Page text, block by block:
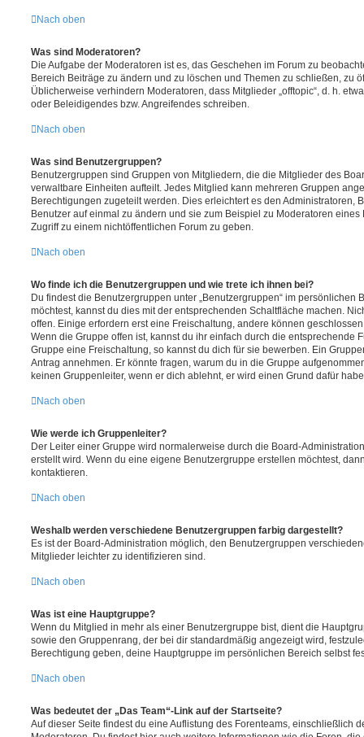
Nach oben
Was sind Moderatoren?
Die Aufgabe der Moderatoren ist es, das Geschehen im Forum zu
Bereich Beiträge zu ändern und zu löschen und Themen zu schließen, zu
Üblicherweise verhindern Moderatoren, dass Mitglieder „offtopic“, d. h.
oder Beleidigendes bzw. Angreifendes schreiben.
Nach oben
Was sind Benutzergruppen?
Benutzergruppen sind Gruppen von Mitgliedern, die die Mitglieder des
verwaltbare Einheiten aufteilt. Jedes Mitglied kann mehreren Gruppen
Berechtigungen zugeteilt werden. Dies erleichtert es den Administratoren,
Benutzer auf einmal zu ändern und sie zum Beispiel zu Moderatoren
Zugriff zu einem nichtöffentlichen Forum zu geben.
Nach oben
Wo finde ich die Benutzergruppen und wie trete ich ihnen bei?
Du findest die Benutzergruppen unter „Benutzergruppen“ im persönlichen
möchtest, kannst du dies mit der entsprechenden Schaltfläche machen.
offen. Einige erfordern erst eine Freischaltung, andere können
Wenn die Gruppe offen ist, kannst du ihr einfach durch die entsprechende
Gruppe eine Freischaltung, so kannst du dich für sie bewerben. Ein
Antrag annehmen. Er könnte fragen, warum du in die Gruppe
keinen Gruppenleiter, wenn er dich ablehnt, er wird einen Grund dafür
Nach oben
Wie werde ich Gruppenleiter?
Der Leiter einer Gruppe wird normalerweise durch die Board-
erstellt wird. Wenn du eine eigene Benutzergruppe erstellen möchtest,
kontaktieren.
Nach oben
Weshalb werden verschiedene Benutzergruppen farbig dargestellt?
Es ist der Board-Administration möglich, den Benutzergruppen
Mitglieder leichter zu identifizieren sind.
Nach oben
Was ist eine Hauptgruppe?
Wenn du Mitglied in mehr als einer Benutzergruppe bist, dient die
sowie den Gruppenrang, der bei dir standardmäßig angezeigt wird,
Berechtigung geben, deine Hauptgruppe im persönlichen Bereich selbst
Nach oben
Was bedeutet der „Das Team“-Link auf der Startseite?
Auf dieser Seite findest du eine Auflistung des Forenteams, einschließlich